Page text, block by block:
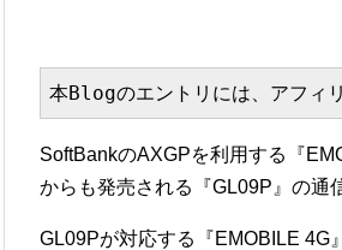
本Blogのエントリには、アフィ
SoftBankのAXGPを利用する『
からも発売される『GL09P』の通
GL09Pが対応する『EMOBILE 4G